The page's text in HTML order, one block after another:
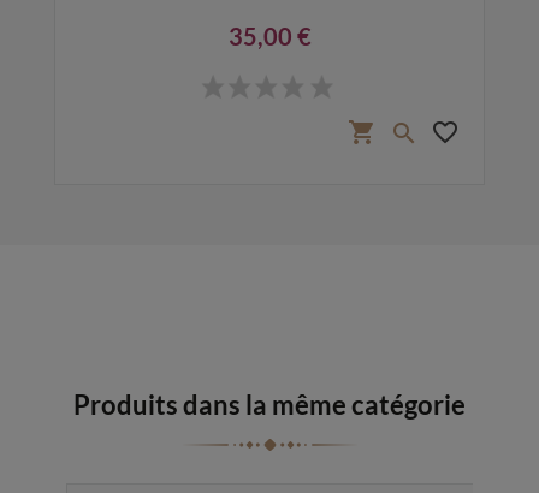
35,00 €
shopping_cart  favorite_border
Produits dans la même catégorie